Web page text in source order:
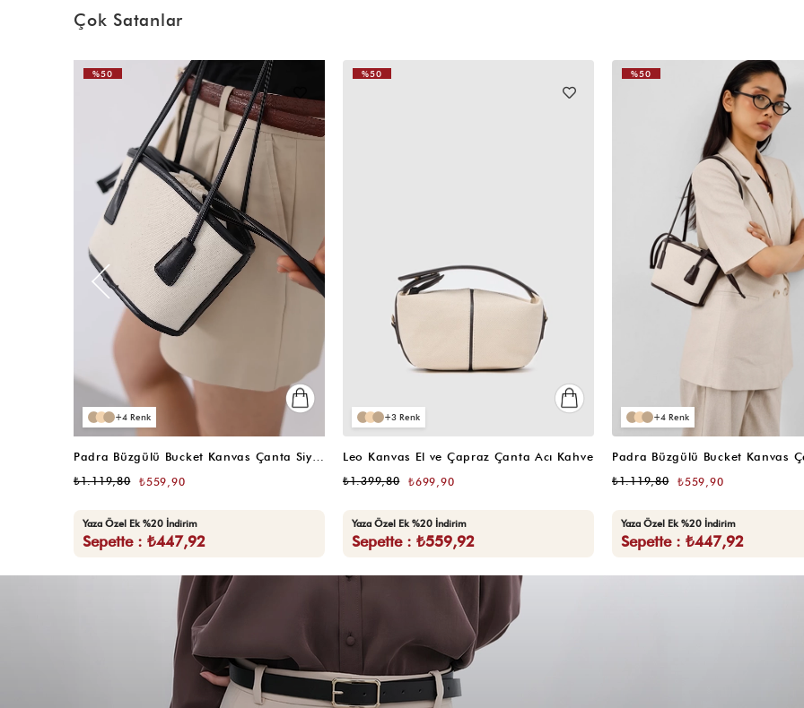
Çok Satanlar
4
Padra Büzgülü Bucket Kanvas Çanta Kahve
₺559,90
₺1.119,80
Yaza Özel Ek %20 İndirim
Sepette : ₺447,92
%50
3
Michelle Monogram Omuz Çantası Siyah
4.7
Yaza Özel Ek %20 İndirim
Sepette : ₺479,92
%50
5
Alya Fular Detaylı Baget Çanta
₺599,90
₺1.199,80
Yaza Özel Ek %20 İndirim
Sepette : ₺479,92
%50